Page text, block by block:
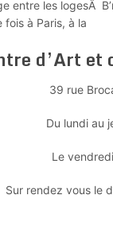
entre les logesÂ
à Paris, à la
d’Art et
39 rue
Du lundi au
Le
Sur rendez vous le